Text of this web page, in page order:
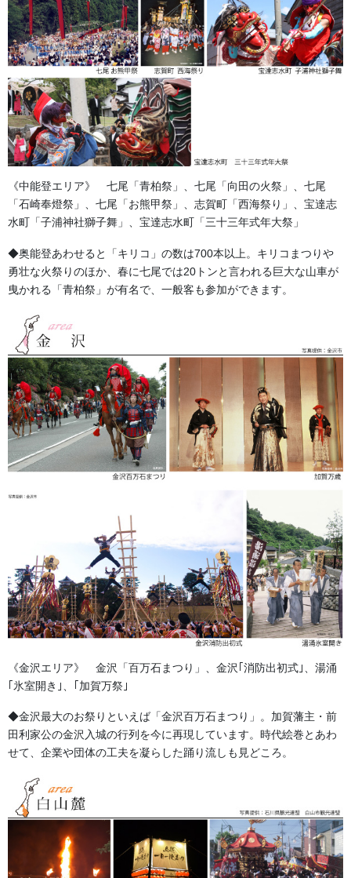
グ半纏に使用されています。
【Ｇポプリン】
平織りの生地でCBポプリンより厚手の木綿素材です。
天竺よりは暑くしっかりした肌ざわりがするオーソドックスな生
地です。
生地が厚めの為用途はさまざまで、「別誂半纏」「のれん」「屋
あります。
応援用の「横断幕」「応援幕」もこの生地を使用されることが多
いです。
【シャークスキン】
織り目が鮫肌のように見えますが柔らかく風合いがある木綿生地
です。
当店の「別誂半纏」標準素材の一つとして使用しております。
【タッサーブロード】
細かい横線が入った素材。半纏などに使用すると柔らかく着やす
い木綿生地です。
既製品などの半纏にも使用されておりスタンダードな綿素材で
【シャンタン】
生地の所々に太糸が一直線に入る。太糸に変化が出て染上がりが
暖簾や座布団カバーなどに広く使用されていますが、節が入った
ように見えるこの素材は、
「別誂半纏」の隠れた人気素材です。
【40ブロード】
薄手の柔らかい木綿生地です。光沢があり高級感ある風合いがで
ます。
半纏や旗、暖簾、幕などにとても多く使用されている生地です。
【60ブロード】
《中能登エリア》 七尾「青柏祭」、七尾「向田の火祭」、七尾
「石崎奉燈祭」、七尾「お熊甲祭」、志賀町「西海祭り」、宝達志
水町「子浦神社獅子舞」、宝達志水町「三十三年式年大祭」
◆奥能登あわせると「キリコ」の数は700本以上。キリコまつりや
勇壮な火祭りのほか、春に七尾では20トンと言われる巨大な山車が
曳かれる「青柏祭」が有名で、一般客も参加ができます。
《金沢エリア》 金沢「百万石まつり」、金沢｢消防出初式｣、湯涌
｢氷室開き｣、｢加賀万祭｣
◆金沢最大のお祭りといえば「金沢百万石まつり」。加賀藩主・前
田利家公の金沢入城の行列を今に再現しています。時代絵巻とあわ
せて、企業や団体の工夫を凝らした踊り流しも見どころ。